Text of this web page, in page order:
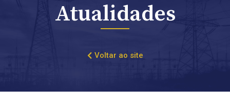
Atualidades
Voltar ao site